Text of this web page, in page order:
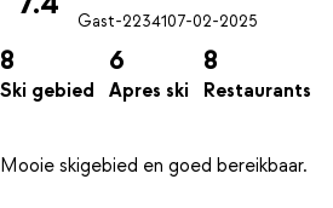
Gast-2234107-02-2025
8
Ski gebied
6
Apres ski
8
Restaurants